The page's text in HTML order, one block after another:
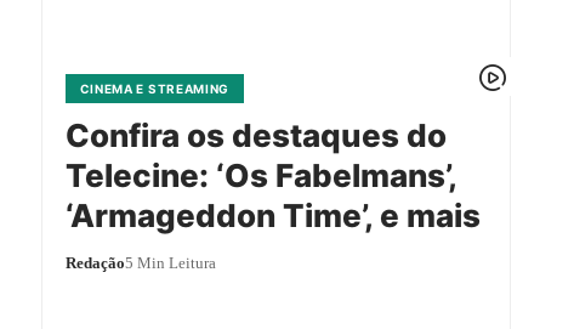
CINEMA E STREAMING
Confira os destaques do
Telecine: ‘Os Fabelmans’,
‘Armageddon Time’, e mais
Redação5 Min Leitura